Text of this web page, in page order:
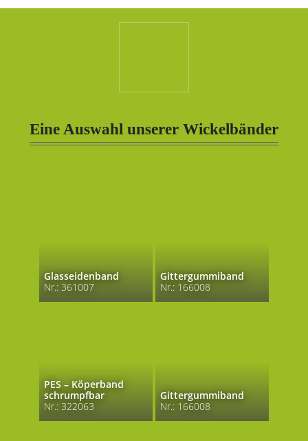
Eine Auswahl unserer Wickelbänder
Glasseidenband
Nr.: 361007
Gittergummiband
Nr.: 166008
PES – Köperband
schrumpfbar
Nr.: 322063
Gittergummiband
Nr.: 166008